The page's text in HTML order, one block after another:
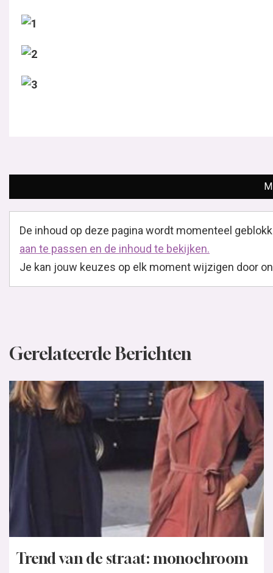
De inhoud op deze pagina wordt momenteel
aan te passen en de inhoud te bekijken.
Je kan jouw keuzes op elk moment wijzigen door
Gerelateerde Berichten
Trend van de straat: monochroom